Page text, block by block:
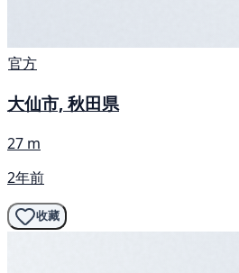
官方
大仙市, 秋田県
27 m
2年前
收藏